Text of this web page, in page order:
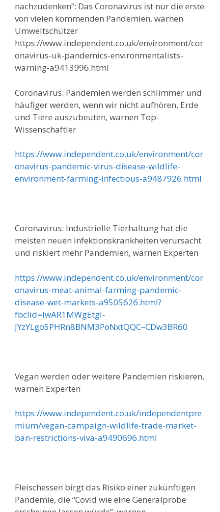
nachzudenken“: Das Coronavirus ist nur die erste
von vielen kommenden Pandemien, warnen
Umweltschützer
https://www.independent.co.uk/environment/cor
onavirus-uk-pandemics-environmentalists-
warning-a9413996.html
Coronavirus: Pandemien werden schlimmer und
häufiger werden, wenn wir nicht aufhören, Erde
und Tiere auszubeuten, warnen Top-
Wissenschaftler
https://www.independent.co.uk/environment/cor
onavirus-pandemic-virus-disease-wildlife-
environment-farming-infectious-a9487926.html
Coronavirus: Industrielle Tierhaltung hat die
meisten neuen Infektionskrankheiten verursacht
und riskiert mehr Pandemien, warnen Experten
https://www.independent.co.uk/environment/cor
onavirus-meat-animal-farming-pandemic-
disease-wet-markets-a9505626.html?
fbclid=IwAR1MWgEtgI-
JYzYLgo5PHRn8BNM3PoNxtQQC–CDw3BR60
Vegan werden oder weitere Pandemien riskieren,
warnen Experten
https://www.independent.co.uk/independentpre
mium/vegan-campaign-wildlife-trade-market-
ban-restrictions-viva-a9490696.html
Fleischessen birgt das Risiko einer zukünftigen
Pandemie, die “Covid wie eine Generalprobe